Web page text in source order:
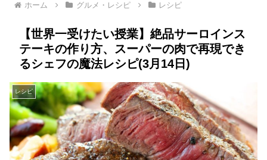
ホーム グルメ・レシピ レシピ
【世界一受けたい授業】絶品サーロインス
テーキの作り方、スーパーの肉で再現でき
るシェフの魔法レシピ(3月14日)
レシピ